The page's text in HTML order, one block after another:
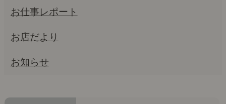
お仕事レポート
お店だより
お知らせ